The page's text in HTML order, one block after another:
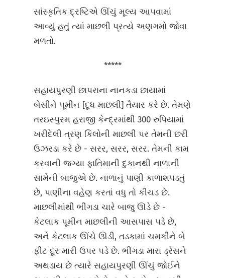
સાંસ્કૃતિક દ્રષ્ટિએ ઊંચું મૂલ્ય આપવામાં
આવ્યું હતું ત્યાં માછલી પ્રત્યે અણગમો જોવા
મળતો.
*****
સહાયપુરણી છાપરાના નાનકડા છાયામાં
બેસીને પૂમીન [દૂધ માછલી] તૈયાર કરે છે. તેમણે
તરઇસ્પુરમ હરાજી કેન્દ્રમાંથી 300 રુપિયામાં
ખરીદેલી ત્રણ કિલોની માછલી પર તેમની છરી
ઉઝરડા કરે છે - સરર, સરર, સરર. તેમની કામ
કરવાની જગ્યા ફાતિમાની દુકાનથી નાળાની
સામેની બાજુએ છે. નાળાનું પાણી કાળાશપડતું
છે, પાણીના વહેણ કરતાં વધુ તો કીચડ છે.
માછલીમાંથી ભીંગડા ચારે બાજુ ઊડે છે -
કેટલાક પૂમીન માછલીની આસપાસ પડે છે,
અને કેટલાક ઊંચે ઊડી, તડકામાં ચમકીને બે
ફીટ દૂર મારી ઉપર પડે છે. ભીંગડા મારા ડ્રેસને
અથડાય છે ત્યારે સહાયપુરણી ઊંચું જોઈને